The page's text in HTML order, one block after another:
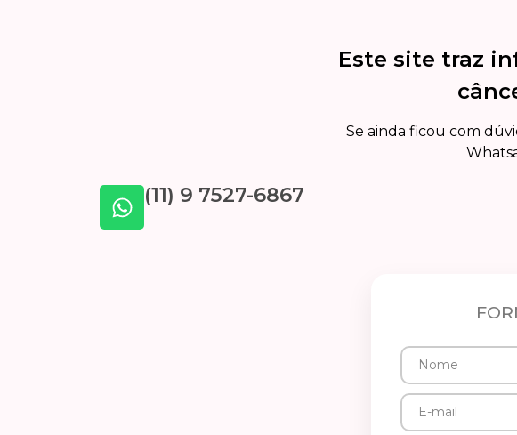
Este site traz
Se ainda ficou com
(11) 9 7527-6867
Nome